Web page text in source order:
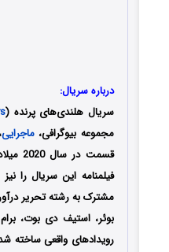
درباره سریال:
سریال هلندی‌های پرنده (
مجموعه بیوگرافی،ماجرایی
فیلمنامه این سریال را
مشترک به رشته تحریر
بوئر، استیف دی بوت،